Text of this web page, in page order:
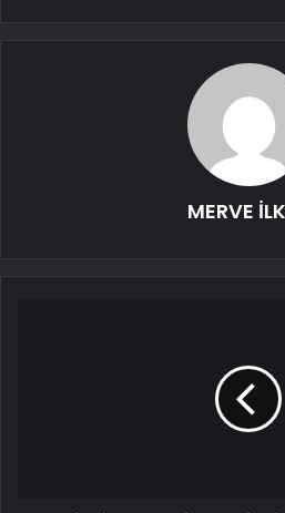
MERVE